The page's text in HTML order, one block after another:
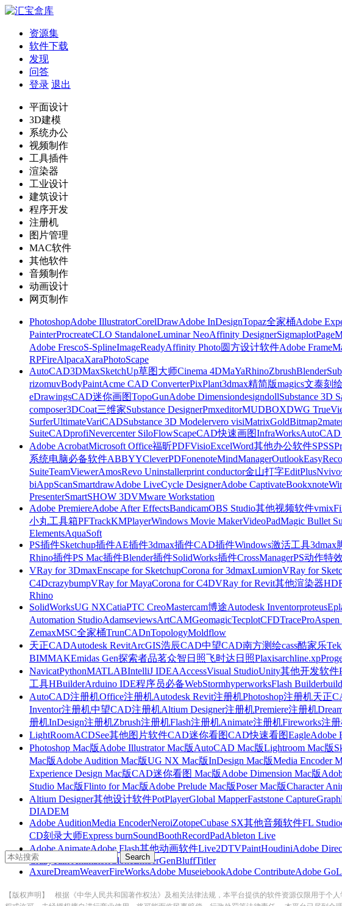
资源集
软件下载
发现
问答
登录 退出
平面设计
3D建模
系统办公
视频制作
工具插件
渲染器
工业设计
建筑设计
程序开发
注册机
图片管理
MAC软件
其他软件
音频制作
动画设计
网页制作
PhotoshopAdobe IllustratorCorelDrawAdobe InDesignTopaz全家桶Adobe
PainterProcreateCLO StandaloneLuminar NeoAffinity DesignerSigmaplot
Adobe FrescoS-SplineImageReadyAffinity Photo圆方设计软件Adobe
RPFireAlpacaXaraPhotoScape
AutoCAD3DMaxSketchUp草图大师Cinema 4DMaYaRhinoZbrushBlender
rizomuvBodyPaintAcme CAD ConverterPixPlant3dmax精简版magics文泰刻
eDrawingsCAD迷你画图TopoGunAdobe DimensiondesigndollSubstance 3D
composer3DCoat三维家Substance DesignerPmxeditorMUDBOXDWG
SurferUltimateVariCADSubstance 3D Modelervero visiMatrixGold
SuiteCADprofiNevercenter SiloFlowScapeCAD快速画图InfraWorksAutoCAD
Adobe AcrobatMicrosoft Office福昕PDFVisioExcelWord其他办公软件SPSS
系统电脑必备软件ABBYYCleverPDFonenoteMindManagerOutlook
SuiteTeamViewerAmosRevo Uninstallerprint conductor金山打字EditPlusNvivo
biAppScanSmartdrawAdobe LiveCycle DesignerAdobe CaptivateBookxnote
PresenterSmartSHOW 3DVMware Workstation
Adobe PremiereAdobe After EffectsBandicamOBS Studio其他视频软件vmix
小丸工具箱PFTrackKMPlayerWindows Movie MakerVideoPadMagic Bullet
ElementsAquaSoft
PS插件Sketchup插件AE插件3dmax插件CAD插件Windows激活工具3dmax
Rhino插件PS Mac插件Blender插件SolidWorks插件CrossManagerPS动作特效
VRay for 3DmaxEnscape for SketchupCorona for 3dmaxLumionVRay for
C4DcrazybumpVRay for MayaCorona for C4DVRay for Revit其他渲染器
Rhino
SolidWorksUG NXCatiaPTC CreoMastercam博途Autodesk Inventorproteus
Automation StudioAdamseviewsArtCAMGeomagicTecplotCFDTraceProAspen
ZemaxMSC全家桶TrunCADnTopologyMoldflow
天正CADAutodesk RevitArcGIS浩辰CAD中望CAD南方测绘cass酷家乐
BIMMAKEmidas Gen探索者品茗众智日照飞时达日照Plaxisarchline.xp
NavicatPythonMATLABIntelliJ IDEAAccessVisual StudioUnity其他开发软件
工具HBuilderArduino IDE程序员必备WebStormhyperworksFlash Builder
AutoCAD注册机Office注册机Autodesk Revit注册机Photoshop注册机天正
Inventor注册机中望CAD注册机Altium Designer注册机Premiere注册机
册机InDesign注册机Zbrush注册机Flash注册机Animate注册机Fireworks注
LightRoomACDSee其他图片软件CAD迷你看图CAD快速看图EagleAdobe
Photoshop Mac版Adobe Illustrator Mac版AutoCAD Mac版Lightroom Mac版
Mac版Adobe Audition Mac版UG NX Mac版InDesign Mac版Media Encoder
Experience Design Mac版CAD迷你看图 Mac版Adobe Dimension Mac版
Studio Mac版Flinto for Mac版Adobe Prelude Mac版Poser Mac版Character
Altium Designer其他设计软件PotPlayerGlobal MapperFaststone Capture
DIADEM
Adobe AuditionMedia EncoderNeroiZotopeCubase SX其他音频软件FL Studio
CD刻录大师Express burnSoundBoothRecordPadAbleton Live
Adobe AnimateAdobe Flash其他动画软件Live2DTVPaintHoudiniAdobe
CrazyTalk AnimatoriCloneEmberGenBluffTitler
AxureDreamWeaverFireWorksAdobe MuseiebookAdobe ContributeAdobe
【版权声明】
根据《中华人民共和国著作权法》及相关法律法规，本平台提供的软件资源仅限用于个